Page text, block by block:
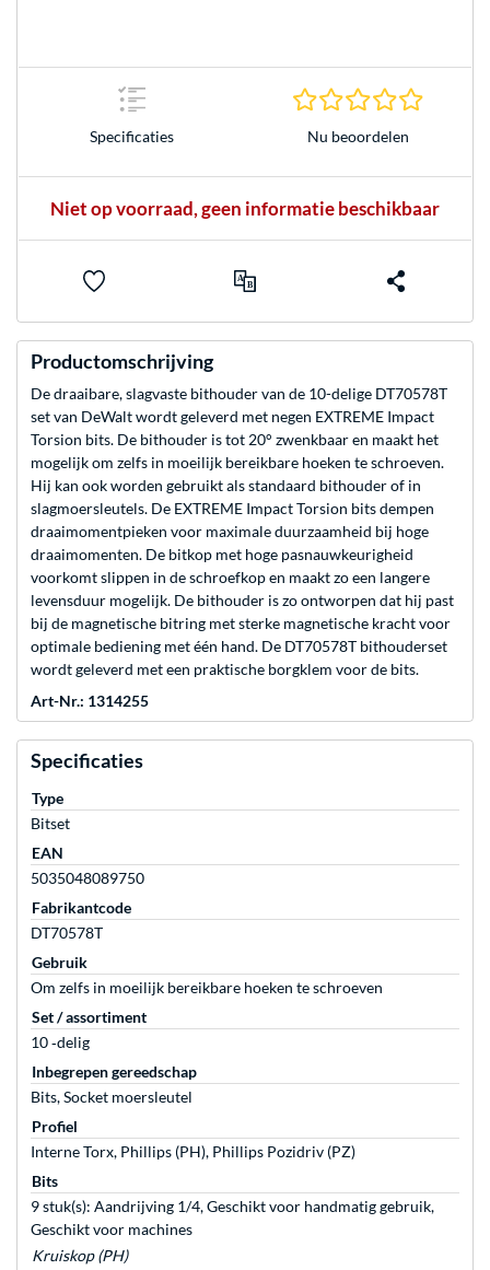
Specificaties Nu beoordelen
Niet op voorraad, geen informatie beschikbaar
Productomschrijving
De draaibare, slagvaste bithouder van de 10-delige DT70578T
set van DeWalt wordt geleverd met negen EXTREME Impact
Torsion bits. De bithouder is tot 20° zwenkbaar en maakt het
mogelijk om zelfs in moeilijk bereikbare hoeken te schroeven.
Hij kan ook worden gebruikt als standaard bithouder of in
slagmoersleutels. De EXTREME Impact Torsion bits dempen
draaimomentpieken voor maximale duurzaamheid bij hoge
draaimomenten. De bitkop met hoge pasnauwkeurigheid
voorkomt slippen in de schroefkop en maakt zo een langere
levensduur mogelijk. De bithouder is zo ontworpen dat hij past
bij de magnetische bitring met sterke magnetische kracht voor
optimale bediening met één hand. De DT70578T bithouderset
wordt geleverd met een praktische borgklem voor de bits.
Art-Nr.: 1314255
Specificaties
Type
Bitset
EAN
5035048089750
Fabrikantcode
DT70578T
Gebruik
Om zelfs in moeilijk bereikbare hoeken te schroeven
Set / assortiment
10 ‐delig
Inbegrepen gereedschap
Bits, Socket moersleutel
Profiel
Interne Torx, Phillips (PH), Phillips Pozidriv (PZ)
Bits
9 stuk(s): Aandrijving 1/4, Geschikt voor handmatig gebruik,
Geschikt voor machines
Kruiskop (PH)